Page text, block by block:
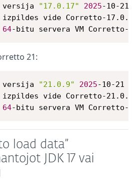
versija "17.0.17" 2025-10-21
izpildes vide Corretto-
64-bitu servera VM Corretto-
21:
versija "21.0.9" 2025-10-21
izpildes vide Corretto-
64-bitu servera VM Corretto-
load data”
JDK 17 vai